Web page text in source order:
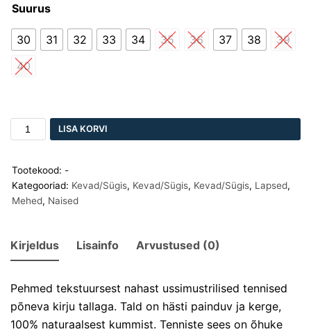
Suurus
30 31 32 33 34 35 36 37 38
39
40
LISA KORVI
Tootekood: -
Kategooriad: Kevad/Sügis, Kevad/Sügis, Kevad/Sügis, Lapsed,
Mehed, Naised
Kirjeldus Lisainfo Arvustused (0)
Pehmed tekstuursest nahast ussimustrilised tennised
põneva kirju tallaga. Tald on hästi painduv ja kerge,
100% naturaalsest kummist. Tenniste sees on õhuke